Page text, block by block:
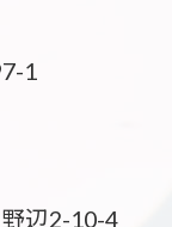
1
辺2-10-4